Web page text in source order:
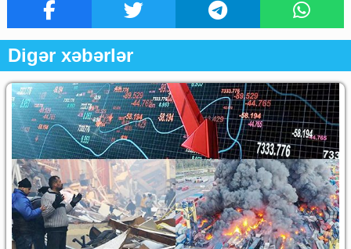
Digər xəbərlər